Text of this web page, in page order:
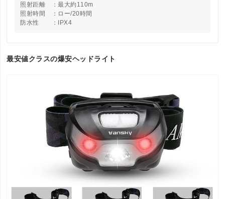
照射距離 ：最大約110m
照射時間 ：ロー/20時間
防水性 ：IPX4
最安値クラスの爆安ヘッドライト